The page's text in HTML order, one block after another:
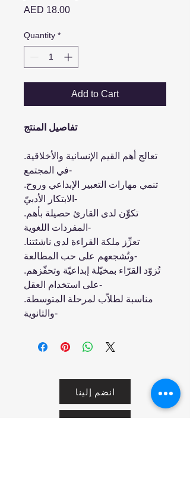
AED 18.00Price
Quantity *
Add to Cart
تفاصيل المنتج
.تعالج أهم القيم الإنسانية والأخلاقية
في المجتمع-
.تنمي مهارات التعبير الإبداعي وروح
الابتكار الأدبيّ-
.تكوِّن لدى القارئ حصيلة بأهم
المفردات اللغوية-
.تعزِّز ملكة القراءة لدى ناشئتنا
وتُشجعهم على حب المطالعة-
.تُزوّد القرّاء بمخيّلة إبداعيّة وتحفّزهم
على استخدام العقل-
.مناسبة لطلاّب لمرحلة المتوسطة
والثانوية-
انضم إلينا